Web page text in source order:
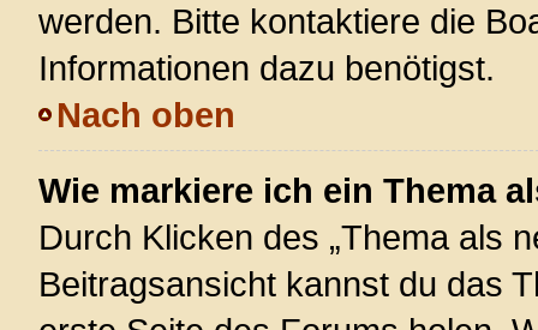
werden. Bitte kontaktiere die
Informationen dazu benötigst.
Nach oben
Wie markiere ich ein Thema
Durch Klicken des „Thema als
Beitragsansicht kannst du das